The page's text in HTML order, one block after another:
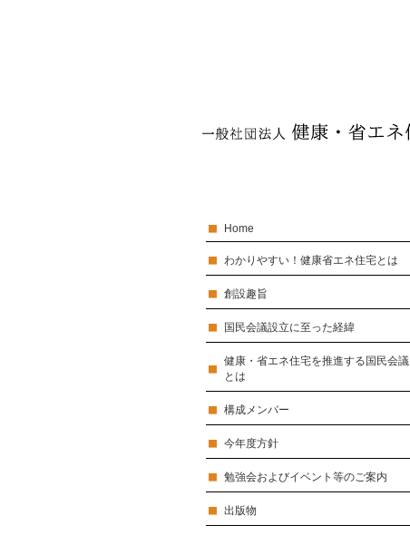
Home
わかりやすい！健康省エネ住宅とは
創設趣旨
国民会議設立に至った経緯
健康・省エネ住宅を推進する国民会議
とは
構成メンバー
今年度方針
勉強会およびイベント等のご案内
出版物